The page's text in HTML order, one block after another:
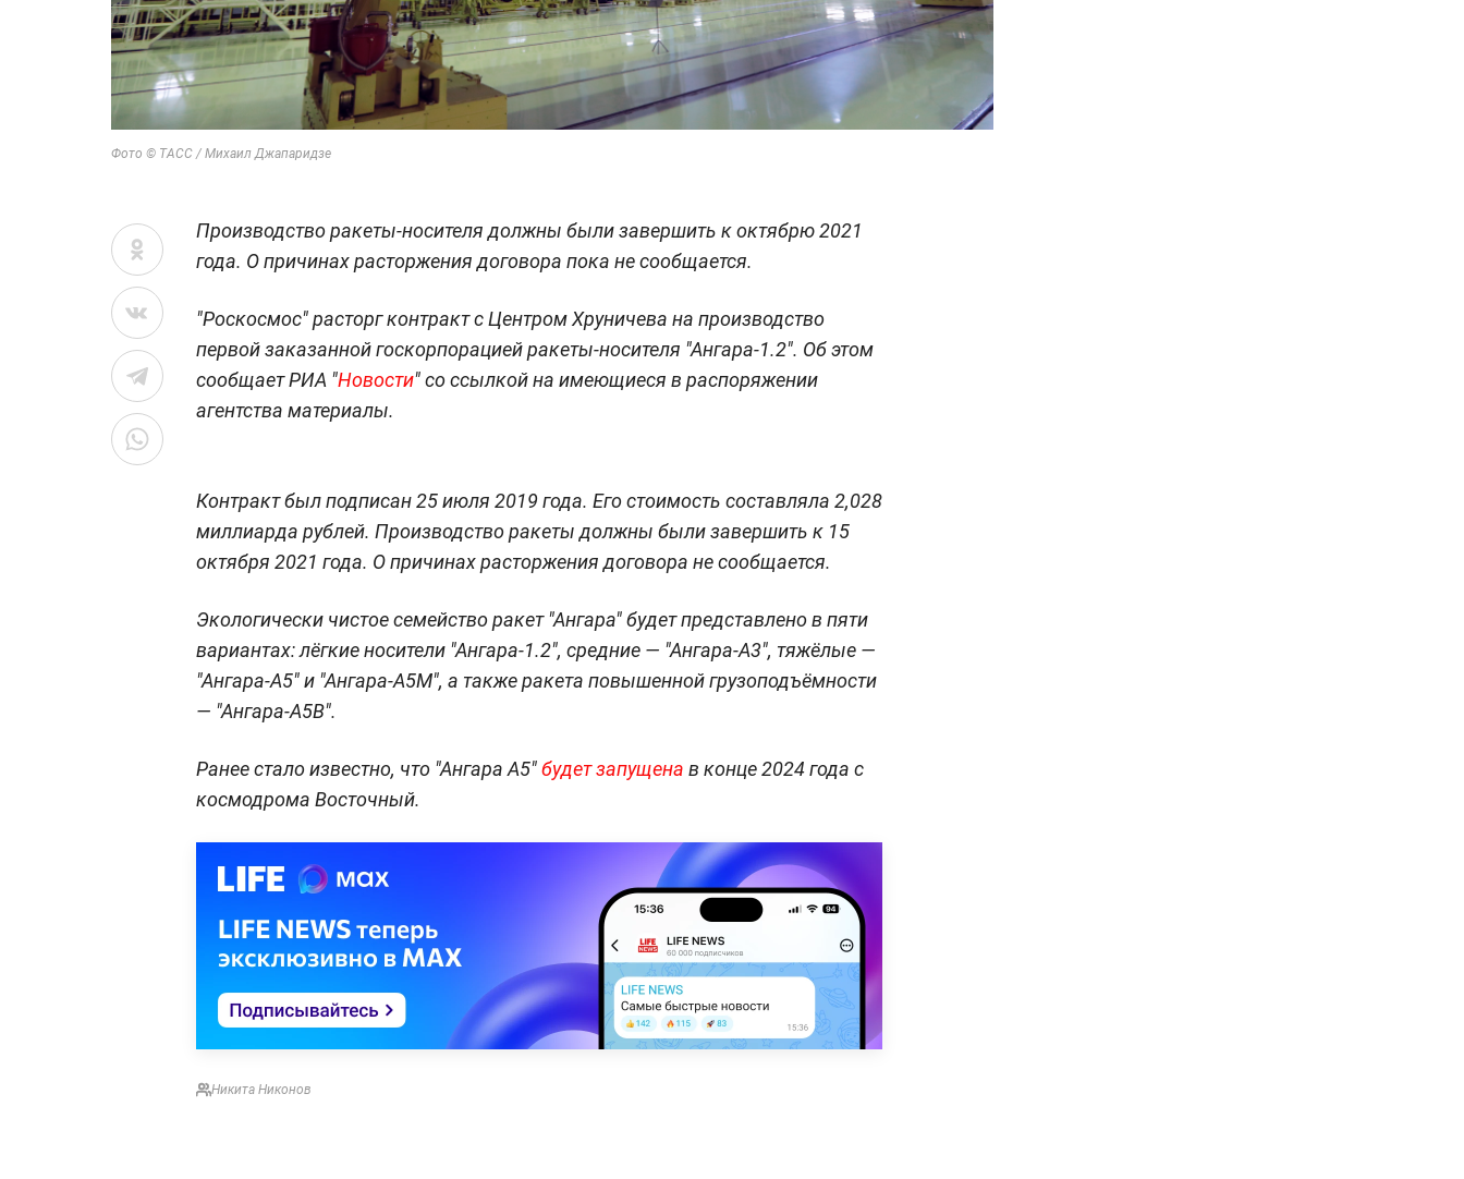
Фото © ТАСС / Михаил Джапаридзе
Производство ракеты-носителя должны были завершить к октябрю 2021
года. О причинах расторжения договора пока не сообщается.
"Роскосмос" расторг контракт с Центром Хруничева на производство
первой заказанной госкорпорацией ракеты-носителя "Ангара-1.2". Об этом
сообщает РИА "Новости" со ссылкой на имеющиеся в распоряжении
агентства материалы.
Контракт был подписан 25 июля 2019 года. Его стоимость составляла 2,028
миллиарда рублей. Производство ракеты должны были завершить к 15
октября 2021 года. О причинах расторжения договора не сообщается.
Экологически чистое семейство ракет "Ангара" будет представлено в пяти
вариантах: лёгкие носители "Ангара-1.2", средние — "Ангара-А3", тяжёлые —
"Ангара-А5" и "Ангара-А5М", а также ракета повышенной грузоподъёмности
— "Ангара-А5В".
Ранее стало известно, что "Ангара А5"будет запущена в конце 2024 года с
космодрома Восточный.
Никита Никонов